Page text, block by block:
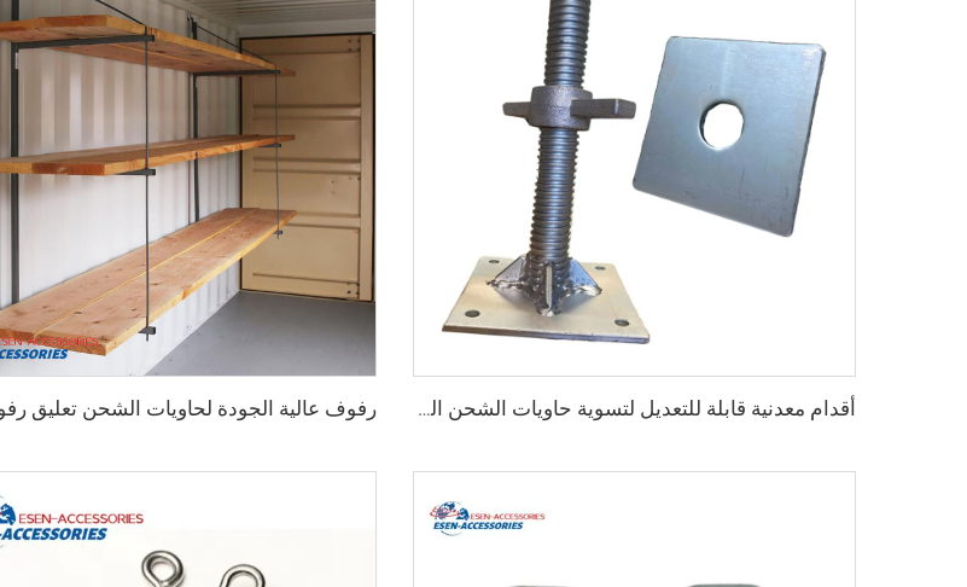
أقدام معدنية قابلة للتعديل لتسوية حاويات الشحن الثقيلة من 75 مم حتى 260 مم بسعة تحمل 12000 كجم